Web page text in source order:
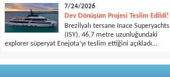
7/24/2026
Dev Dönüşüm Projesi Teslim Edildi!
Brezilyalı tersane Inace Superyachts
(ISY), 46,7 metre uzunluğundaki
explorer süperyat Enejota’yı teslim ettiğini açıkladı...